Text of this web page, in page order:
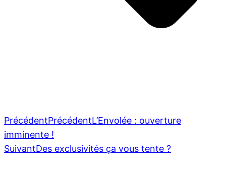
PrécédentPrécédentL’Envolée : ouverture
imminente !
SuivantDes exclusivités ça vous tente ?